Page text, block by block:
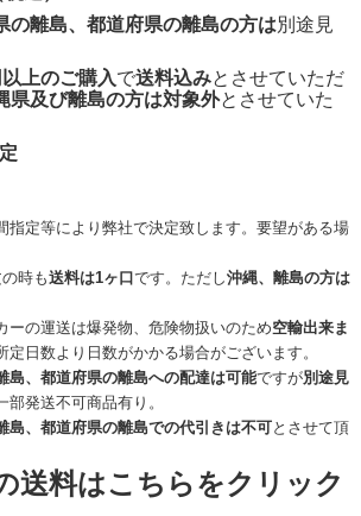
離島、都道府県の離島の方は別途見
上のご購入で送料込みとさせていただ
県及び離島の方は対象外とさせていた
指定等により弊社で決定致します。要望がある場
時も送料は1ヶ口です。ただし沖縄、離島の方は
ーの運送は爆発物、危険物扱いのため空輸出来ま
定日数より日数がかかる場合がございます。
島、都道府県の離島への配達は可能ですが別途見
発送不可商品有り。
島、都道府県の離島での代引きは不可とさせて頂
送料はこちらをクリック